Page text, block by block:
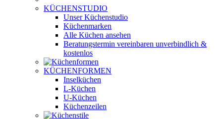
KÜCHENSTUDIO
Unser Küchenstudio
Küchenmarken
Alle Küchen ansehen
Beratungstermin vereinbaren unverbindlich &
kostenlos
KÜCHENFORMEN
Inselküchen
L-Küchen
U-Küchen
Küchenzeilen